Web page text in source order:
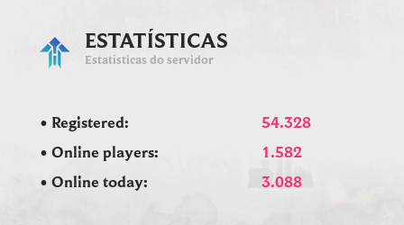
ESTATÍSTICAS
Estatísticas do servidor
• Registered:
54.328
• Online players:
1.582
• Online today:
3.088